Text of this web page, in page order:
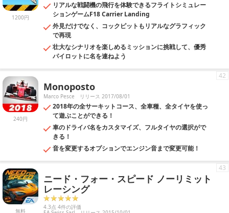
1200円
リアルな戦闘機の飛行を体験できるフライトシミュレー
ションゲームF18 Carrier Landing
外見だけでなく、コックピットもリアルなグラフィック
で再現
壮大なシナリオを楽しめるミッションに挑戦して、優秀
パイロットに名を連ねよう
240円
Monoposto
Marco Pesce リリース 2017/08/01
2018年の全サーキットコース、全車種、全タイヤを使っ
て遊ぶことができる！
車のドライバ名をカスタマイズ、フルタイヤの選択がで
きる！
音を変更するオプションでエンジン音まで変更可能！
42
無料
ニード・フォー・スピード ノーリミット
レーシング
4.3点 4件の評価
43